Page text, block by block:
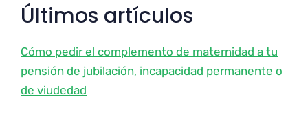
Últimos artículos
Cómo pedir el complemento de maternidad a tu
pensión de jubilación, incapacidad permanente o
de viudedad